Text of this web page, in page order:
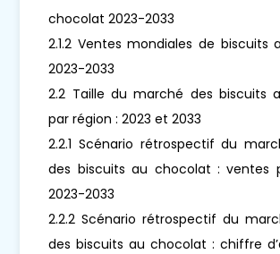
chocolat 2023-2033
2.1.2 Ventes mondiales de biscuits
2023-2033
2.2 Taille du marché des biscuits
par région : 2023 et 2033
2.2.1 Scénario rétrospectif du
des biscuits au chocolat : ventes
2023-2033
2.2.2 Scénario rétrospectif du
des biscuits au chocolat : chiffre